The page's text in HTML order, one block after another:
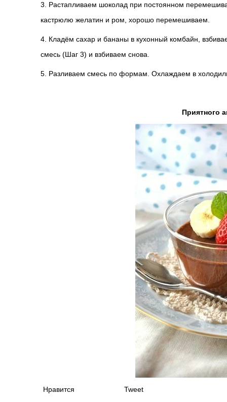
3. Растапливаем шоколад при постоянном
кастрюлю желатин и ром, хорошо перемешиваем.
4. Кладём сахар и бананы в кухонный комбайн,
смесь (Шаг 3) и взбиваем снова.
5. Разливаем смесь по формам. Охлаждаем в
Приятного
Нравится Tweet